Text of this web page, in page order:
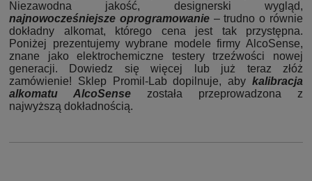
Niezawodna jakość, designerski wygląd,
najnowocześniejsze oprogramowanie– trudno o równie
dokładny alkomat, którego cena jest tak przystępna.
Poniżej prezentujemy wybrane modele firmy AlcoSense,
znane jako elektrochemiczne testery trzeźwości nowej
generacji. Dowiedz się więcej lub już teraz złóż
zamówienie! Sklep Promil-Lab dopilnuje, aby kalibracja
alkomatu AlcoSense została przeprowadzona z
najwyższą dokładnością.